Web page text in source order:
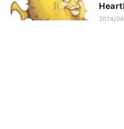
2014/